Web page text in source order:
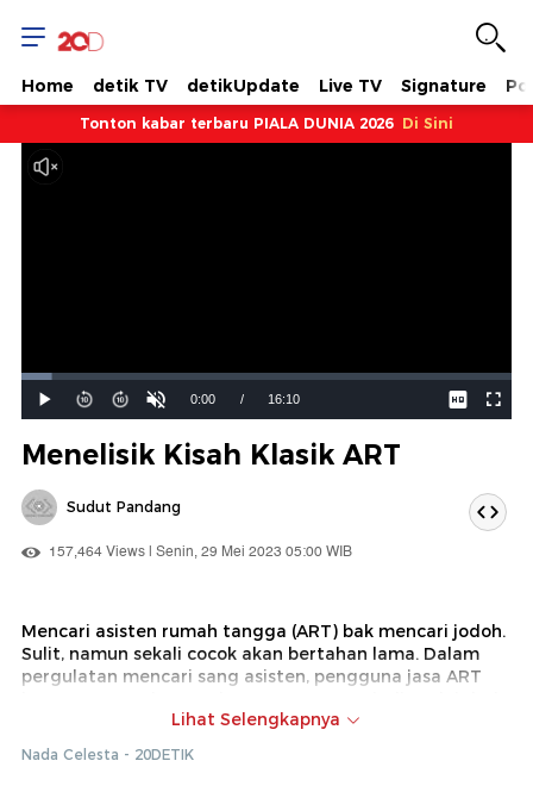
Home detik TV detikUpdate Live TV Signature
Tonton kabar terbaru PIALA DUNIA 2026 Di Sini
Mainkan
Suara
Hidup
Waktu
0:00 / Durasi
16:10
Dimuat:
6.19%
Menelisik Kisah Klasik ART
Sudut Pandang
157,464 Views | Senin, 29 Mei 2023 05:00 WIB
Mencari asisten rumah tangga (ART) bak mencari jodoh.
Sulit, namun sekali cocok akan bertahan lama. Dalam
pergulatan mencari sang asisten, pengguna jasa ART
kecelakaan kerja, hingga isu kriminalitas. Belum lagi,
saat si ‘Mbak’ diam-diam pergi dan tak pernah kembali
lagi.
Lihat Selengkapnya
Nada Celesta - 20DETIK